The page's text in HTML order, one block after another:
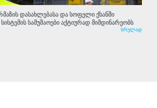
დასახლებასა და სოფელი ქსანში
სამუშაოები აქტიურად მიმდინარეობს
სრულად